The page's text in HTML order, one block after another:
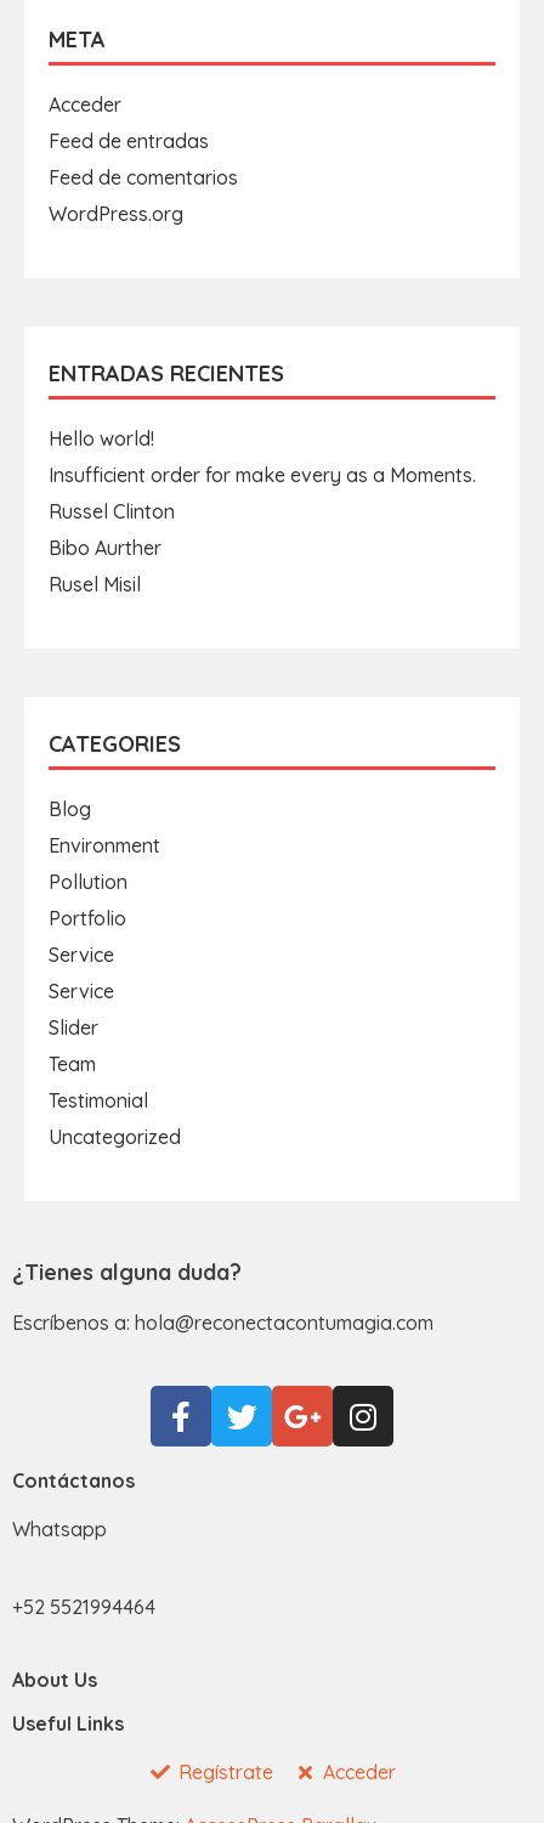
META
Acceder
Feed de entradas
Feed de comentarios
WordPress.org
ENTRADAS RECIENTES
Hello world!
Insufficient order for make every as a Moments.
Russel Clinton
Bibo Aurther
Rusel Misil
CATEGORIES
Blog
Environment
Pollution
Portfolio
Service
Service
Slider
Team
Testimonial
Uncategorized
¿Tienes alguna duda?
Escríbenos a: hola@reconectacontumagia.com
Contáctanos
Whatsapp
+52 5521994464
About Us
Useful Links
Regístrate
Acceder